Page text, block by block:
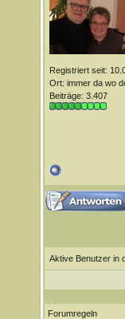
Registriert seit:
Ort: immer da wo
Beiträge: 3.407
Aktive Benutzer in
Forumregeln